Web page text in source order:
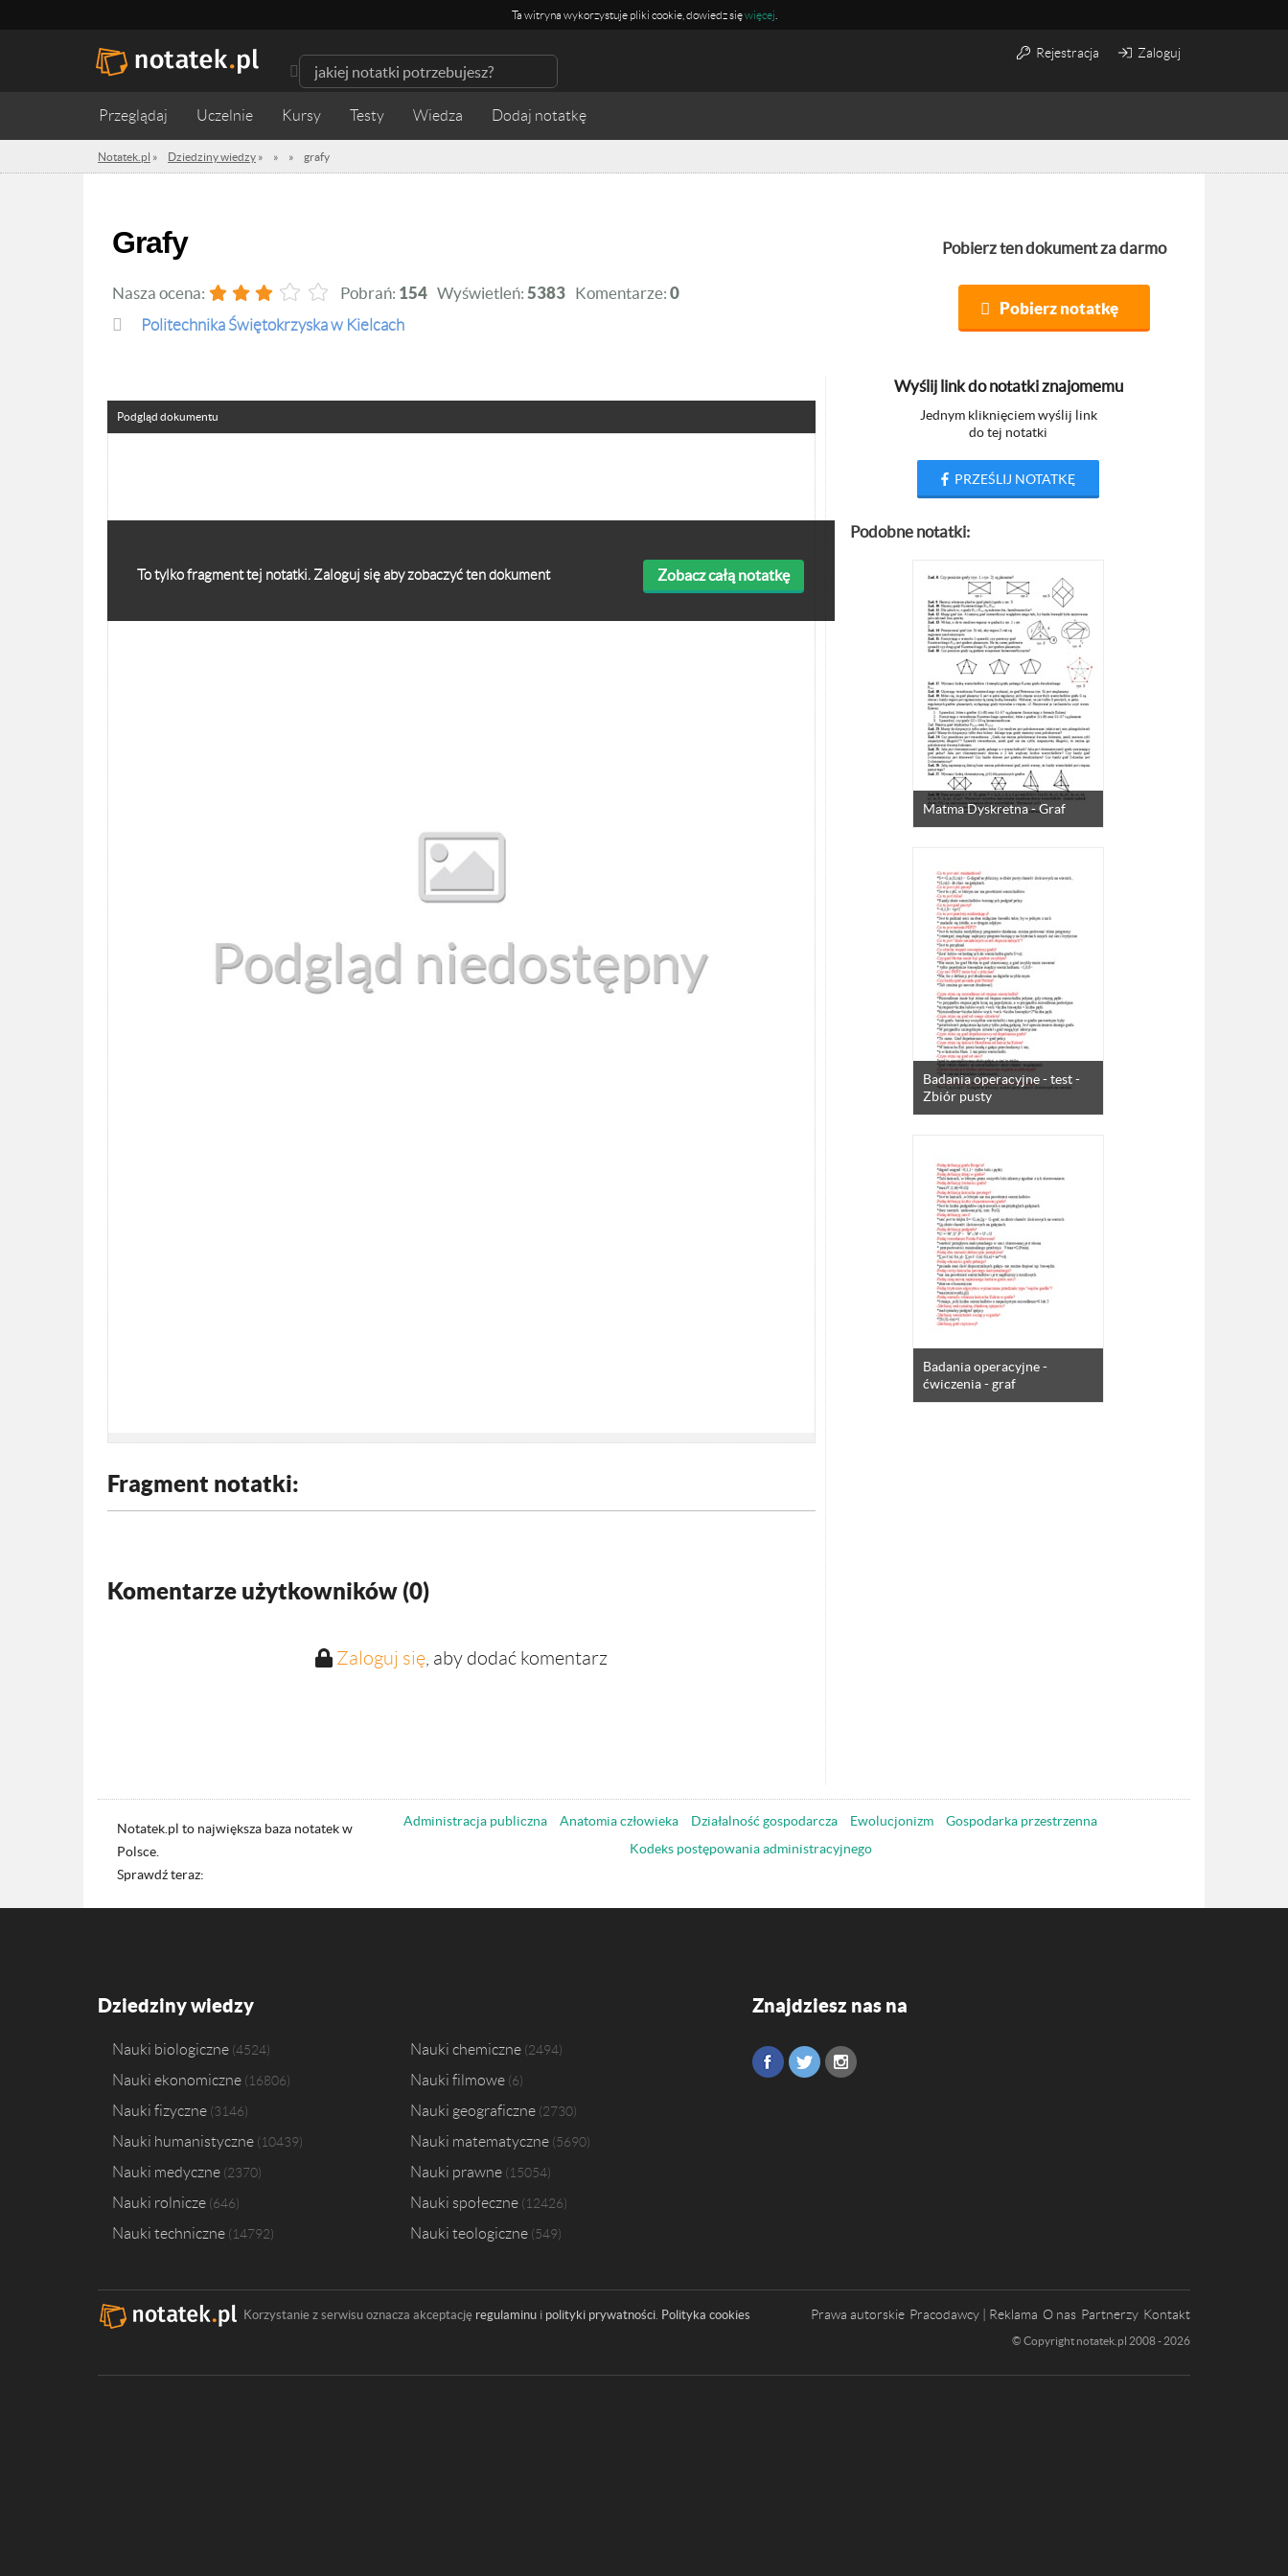
Ta witryna wykorzystuje pliki cookie, dowiedz sięwięcej
Rejestracja Zaloguj
Przeglądaj Uczelnie Kursy Testy Wiedza
Notatek.pl » Dziedziny wiedzy » » » grafy
grafy
Nasza ocena: Pobrań: 154 Wyświetleń: 5383 Komentarze: 0
Politechnika Świętokrzyska w Kielcach
Pobierz ten dokument za darmo
Pobierz notatkę
To tylko fragment tej notatki. Zaloguj się aby zobaczyć ten dokument Zobacz całą notatkę
Podgląd dokumentu
Fragment notatki:
Komentarze użytkowników (0)
Zaloguj się, aby dodać komentarz
Wyślij link do notatki znajomemu
Jednym kliknięciem wyślij link
do tej notatki
PRZEŚLIJ NOTATKĘ
Podobne notatki:
Matma Dyskretna - Graf
Badania operacyjne - test -
Zbiór pusty
Badania operacyjne -
ćwiczenia - graf
Notatek.pl to największa baza notatek w
Polsce.
Sprawdź teraz:
Administracja publiczna Anatomia człowieka Działalność gospodarcza Ewolucjonizm
Gospodarka przestrzenna
Kodeks postępowania administracyjnego
Dziedziny wiedzy
Nauki biologiczne 4524 Nauki chemiczne 2494
Nauki ekonomiczne 16806 Nauki filmowe 6
Nauki fizyczne 3146 Nauki geograficzne 2730
Nauki humanistyczne 10439 Nauki matematyczne 5690
Nauki medyczne 2370 Nauki prawne 15054
Nauki rolnicze 646 Nauki społeczne 12426
Nauki techniczne 14792 Nauki teologiczne 549
Znajdziesz nas na
Korzystanie z serwisu oznacza akceptację regulaminu i polityki prywatności. Polityka cookies Prawa autorskie Pracodawcy | Reklama O nas Partnerzy Kontakt
© Copyright notatek.pl 2008 - 2026